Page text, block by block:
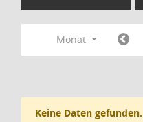
Monat
Keine Daten gefunden.